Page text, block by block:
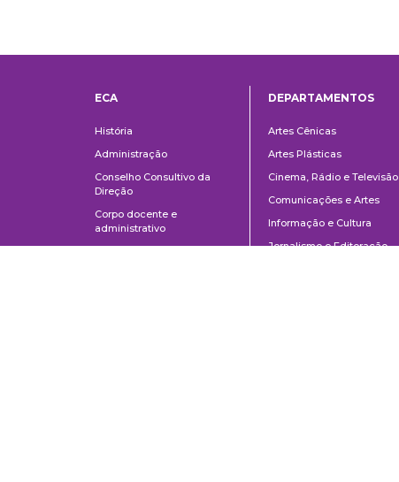
ECA
História
Administração
Conselho Consultivo da
Direção
Corpo docente e
administrativo
DEPARTAMENTOS
Artes Cênicas
Artes Plásticas
Cinema, Rádio e Televisão
Comunicações e Artes
Informação e Cultura
Jornalismo e Editoração